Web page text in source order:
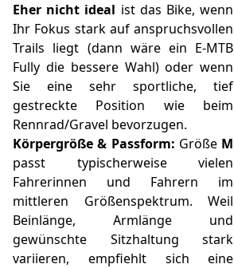
Eher nicht ideal ist das Bike, wenn
Ihr Fokus stark auf anspruchsvollen
Trails liegt (dann wäre ein E‑MTB
Fully die bessere Wahl) oder wenn
Sie eine sehr sportliche, tief
gestreckte Position wie beim
Rennrad/Gravel bevorzugen.
Körpergröße & Passform: Größe M
passt typischerweise vielen
Fahrerinnen und Fahrern im
mittleren Größenspektrum. Weil
Beinlänge, Armlänge und
gewünschte Sitzhaltung stark
variieren, empfiehlt sich eine